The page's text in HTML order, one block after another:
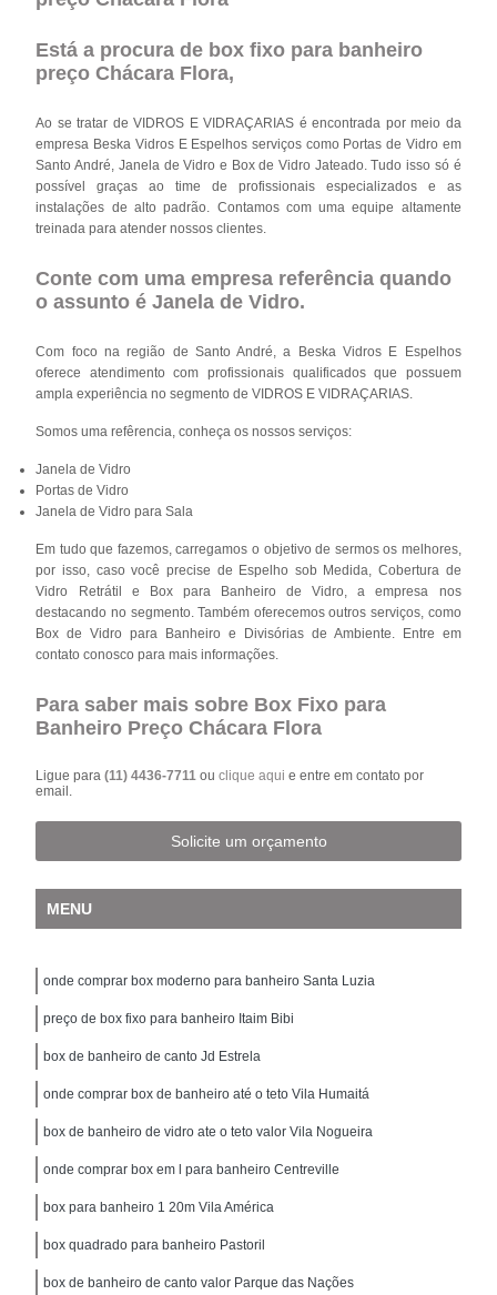
Está a procura de box fixo para banheiro
preço Chácara Flora,
Ao se tratar de VIDROS E VIDRAÇARIAS é encontrada por meio da
empresa Beska Vidros E Espelhos serviços como Portas de Vidro em
Santo André, Janela de Vidro e Box de Vidro Jateado. Tudo isso só é
possível graças ao time de profissionais especializados e as
instalações de alto padrão. Contamos com uma equipe altamente
treinada para atender nossos clientes.
Conte com uma empresa referência quando
o assunto éJanela de Vidro.
Com foco na região de Santo André, a Beska Vidros E Espelhos
oferece atendimento com profissionais qualificados que possuem
ampla experiência no segmento de VIDROS E VIDRAÇARIAS.
Somos uma refêrencia, conheça os nossos serviços:
Janela de Vidro
Portas de Vidro
Janela de Vidro para Sala
Em tudo que fazemos, carregamos o objetivo de sermos os melhores,
por isso, caso você precise de Espelho sob Medida, Cobertura de
Vidro Retrátil e Box para Banheiro de Vidro, a empresa nos
destacando no segmento. Também oferecemos outros serviços, como
Box de Vidro para Banheiro e Divisórias de Ambiente. Entre em
contato conosco para mais informações.
Para saber mais sobre Box Fixo para
Banheiro Preço Chácara Flora
Ligue para(11) 4436-7711ouclique aqui e entre em contato por
email.
Solicite um orçamento
MENU
onde comprar box moderno para banheiro Santa Luzia
preço de box fixo para banheiro Itaim Bibi
box de banheiro de canto Jd Estrela
onde comprar box de banheiro até o teto Vila Humaitá
box de banheiro de vidro ate o teto valor Vila Nogueira
onde comprar box em l para banheiro Centreville
box para banheiro 1 20m Vila América
box quadrado para banheiro Pastoril
box de banheiro de canto valor Parque das Nações